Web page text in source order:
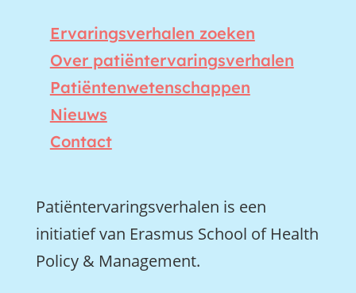
Ervaringsverhalen zoeken
Over patiëntervaringsverhalen
Patiëntenwetenschappen
Nieuws
Contact
Patiëntervaringsverhalen is een
initiatief van Erasmus School of Health
Policy & Management.